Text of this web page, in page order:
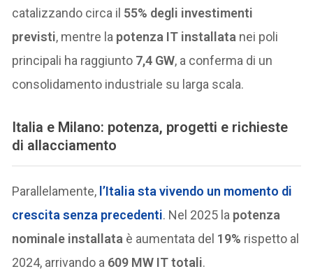
catalizzando circa il 55% degli investimenti
previsti, mentre la potenza IT installata nei poli
principali ha raggiunto 7,4 GW, a conferma di un
consolidamento industriale su larga scala.
Italia e Milano: potenza, progetti e richieste
di allacciamento
Parallelamente, l’Italia sta vivendo un momento di
crescita senza precedenti. Nel 2025 la potenza
nominale installata è aumentata del 19% rispetto al
2024, arrivando a 609 MW IT totali.